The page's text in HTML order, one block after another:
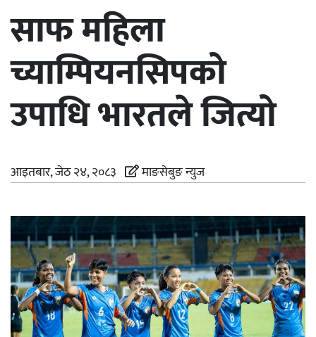
साफ महिला
च्याम्पियनसिपको
उपाधि भारतले जित्यो
आइतबार, जेठ २४, २०८३ माङसेबुङ न्युज